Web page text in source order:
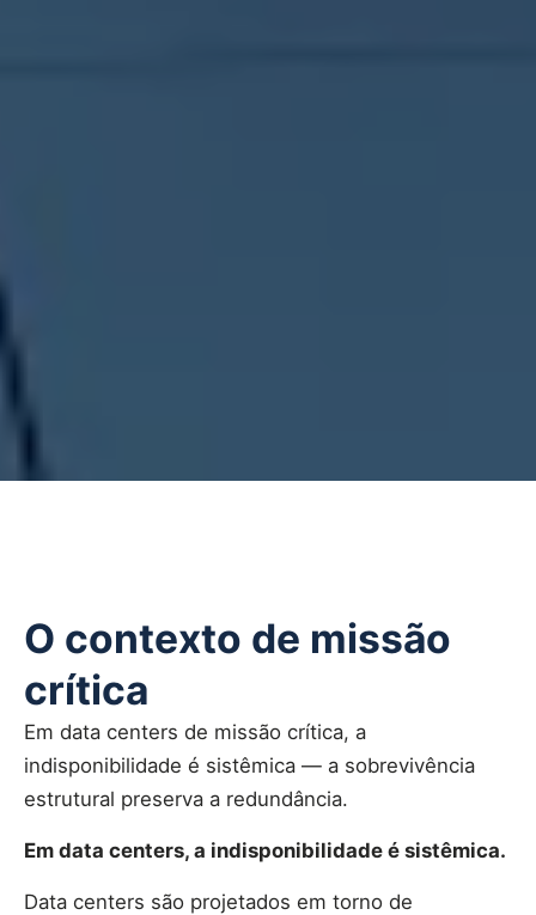
O contexto de missão
crítica
Em data centers de missão crítica, a
indisponibilidade é sistêmica — a sobrevivência
estrutural preserva a redundância.
Em data centers, a indisponibilidade é sistêmica.
Data centers são projetados em torno de